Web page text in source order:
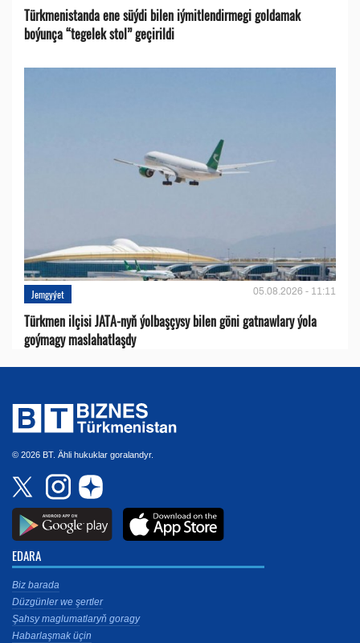
Türkmenistanda ene süýdi bilen iýmitlendirmegi goldamak
boýunça “tegelek stol” geçirildi
Jemgyýet 05.08.2026 - 11:11
Türkmen ilçisi JATA-nyň ýolbaşçysy bilen göni gatnawlary ýola
goýmagy maslahatlaşdy
© 2026 BT. Ähli hukuklar goralandyr.
EDARA
Biz barada
Düzgünler we şertler
Şahsy maglumatlaryň goragy
Habarlaşmak üçin